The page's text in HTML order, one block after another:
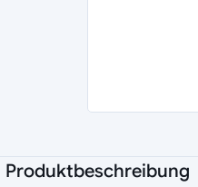
Produktbeschreibung